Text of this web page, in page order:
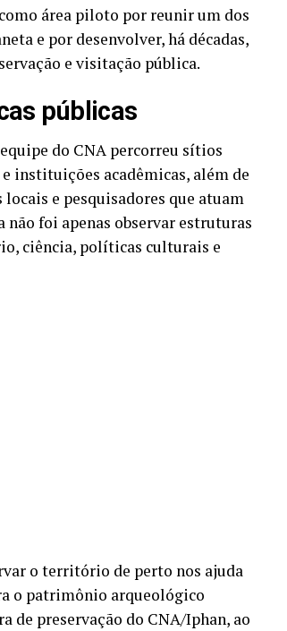
área piloto por reunir um dos
e por desenvolver, há décadas,
e visitação pública.
públicas
do CNA percorreu sítios
instituições acadêmicas, além de
e pesquisadores que atuam
foi apenas observar estruturas
ciência, políticas culturais e
o território de perto nos ajuda
o patrimônio arqueológico
de preservação do CNA/Iphan, ao